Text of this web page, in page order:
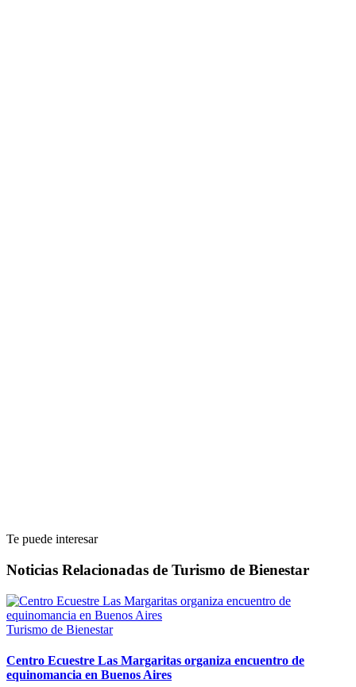
Te puede interesar
Noticias Relacionadas de Turismo de Bienestar
Turismo de Bienestar
Centro Ecuestre Las Margaritas organiza encuentro de
equinomancia en Buenos Aires